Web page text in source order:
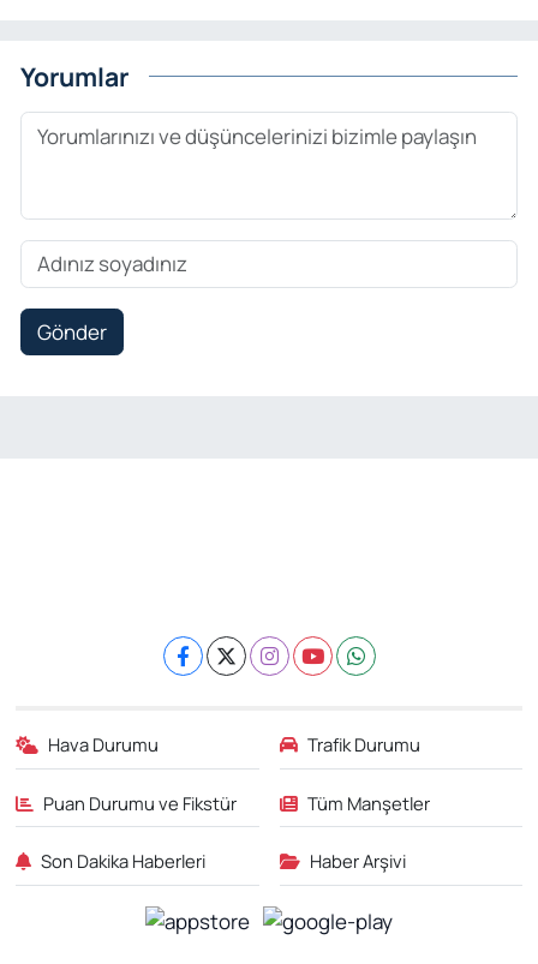
Yorumlar
Gönder
Hava Durumu Trafik Durumu
Puan Durumu ve Fikstür Tüm Manşetler
Son Dakika Haberleri Haber Arşivi